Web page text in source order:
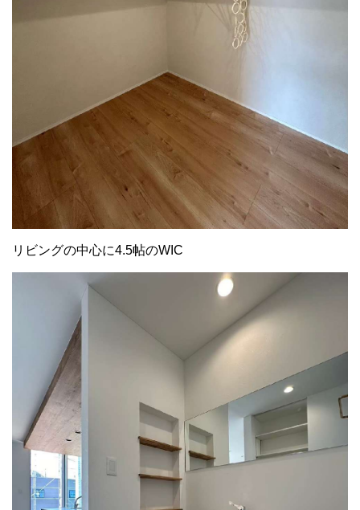
リビングの中心に4.5帖のWIC